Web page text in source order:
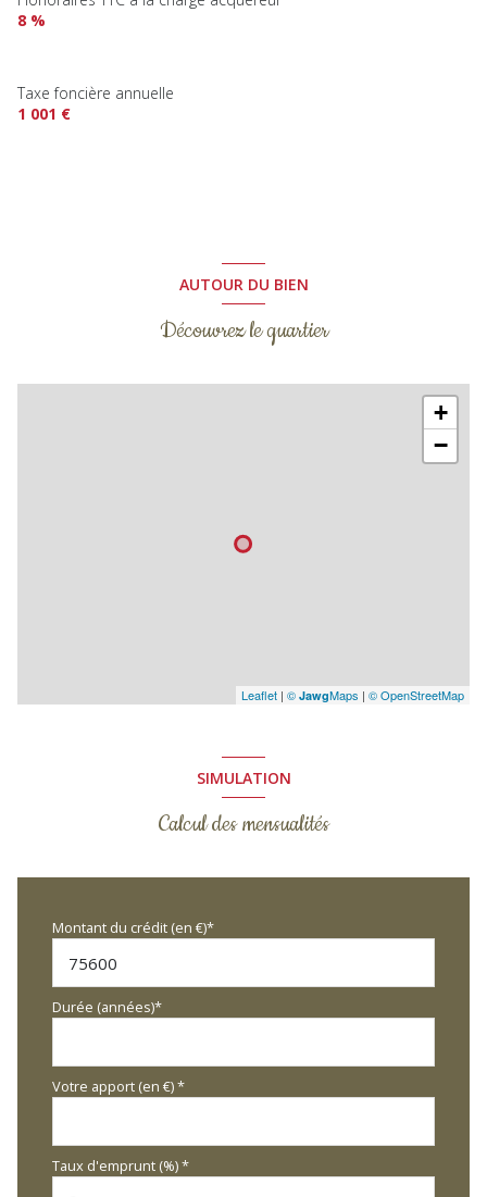
8 %
Taxe foncière annuelle
1 001 €
AUTOUR DU BIEN
Découvrez le quartier
+
−
Leaflet | © JawgMaps | © OpenStreetMap
SIMULATION
Calcul des mensualités
Montant du crédit (en €)*
Durée (années)*
Votre apport (en €) *
Taux d'emprunt (%) *